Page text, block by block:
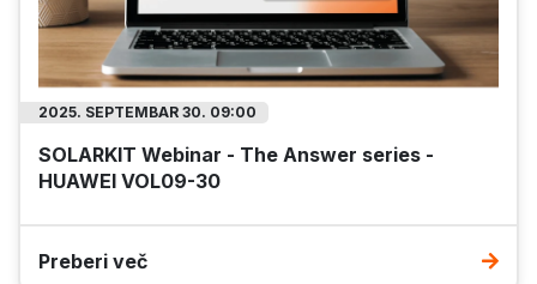
2025. SEPTEMBAR 30. 09:00
SOLARKIT Webinar - The Answer series -
HUAWEI VOL09-30
Preberi več